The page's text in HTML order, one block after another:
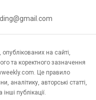
на сайті,
та коректного зазначення
Це правило
аналітику, авторські статті,
публікації.